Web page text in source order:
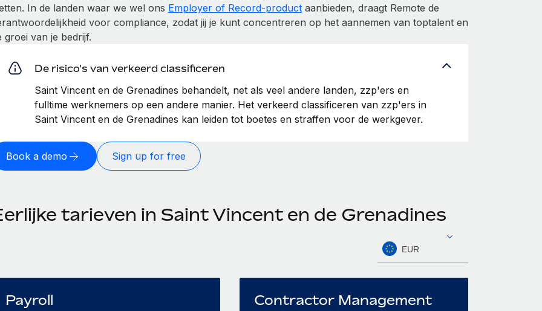
In de landen waar we wel ons Employer of Record-productaanbieden, draagt Remote de
voor compliance, zodat jij je kunt concentreren op het aannemen van toptalent en
groei van je bedrijf.
De risico's van verkeerd classificeren
Saint Vincent en de Grenadines behandelt, net als veel andere landen, zzp'ers en
fulltime werknemers op een andere manier. Het verkeerd classificeren van zzp'ers in
Saint Vincent en de Grenadines kan leiden tot boetes en straffen voor de werkgever.
Book a demo Sign up for free
tarieven in Saint Vincent en de Grenadines
EUR
Payroll Contractor Management